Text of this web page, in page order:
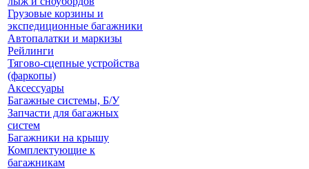
Грузовые корзины и
экспедиционные багажники
Автопалатки и маркизы
Рейлинги
Тягово-сцепные устройства
(фаркопы)
Аксессуары
Багажные системы, Б/У
Запчасти для багажных
систем
Багажники на крышу
Комплектующие к
багажникам